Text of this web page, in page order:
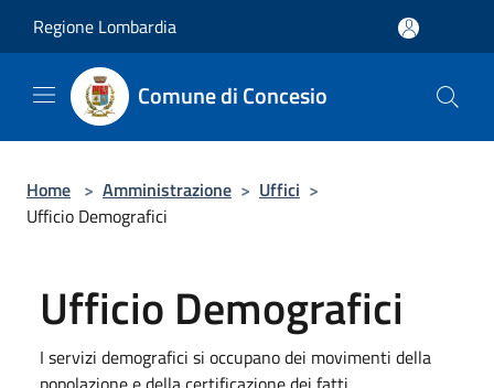
Regione Lombardia
Comune di Concesio
Home > Amministrazione > Uffici >
Ufficio Demografici
Ufficio Demografici
I servizi demografici si occupano dei movimenti della